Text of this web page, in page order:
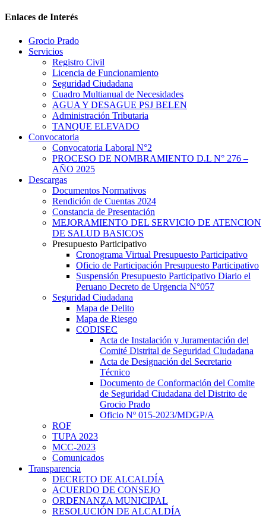
Enlaces de Interés
Grocio Prado
Servicios
Registro Civil
Licencia de Funcionamiento
Seguridad Ciudadana
Cuadro Multianual de Necesidades
AGUA Y DESAGUE PSJ BELEN
Administración Tributaria
TANQUE ELEVADO
Convocatoria
Convocatoria Laboral N°2
PROCESO DE NOMBRAMIENTO D.L N° 276 –
AÑO 2025
Descargas
Documentos Normativos
Rendición de Cuentas 2024
Constancia de Presentación
MEJORAMIENTO DEL SERVICIO DE ATENCION
DE SALUD BASICOS
Presupuesto Participativo
Cronograma Virtual Presupuesto Participativo
Oficio de Participación Presupuesto Participativo
Suspensión Presupuesto Participativo Diario el
Peruano Decreto de Urgencia N°057
Seguridad Ciudadana
Mapa de Delito
Mapa de Riesgo
CODISEC
Acta de Instalación y Juramentación del
Comité Distrital de Seguridad Ciudadana
Acta de Designación del Secretario
Técnico
Documento de Conformación del Comite
de Seguridad Ciudadana del Distrito de
Grocio Prado
Oficio Nº 015-2023/MDGP/A
ROF
TUPA 2023
MCC-2023
Comunicados
Transparencia
DECRETO DE ALCALDÍA
ACUERDO DE CONSEJO
ORDENANZA MUNICIPAL
RESOLUCIÓN DE ALCALDÍA